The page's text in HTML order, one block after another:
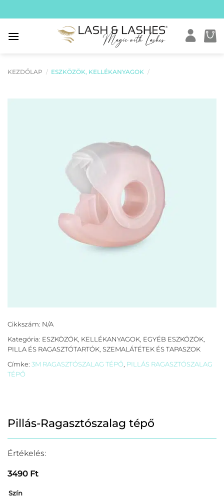
to
content
KEZDŐLAP / ESZKÖZÖK, KELLÉKANYAGOK /
Cikkszám: N/A
Kategória: ESZKÖZÖK, KELLÉKANYAGOK, EGYÉB ESZKÖZÖK,
PILLA ÉS RAGASZTÓTARTÓK, SZEMALÁTÉTEK ÉS TAPASZOK
Címke: 3M RAGASZTÓSZALAG TÉPŐ, PILLÁS RAGASZTÓSZALAG
TÉPŐ
Pillás-Ragasztószalag tépő
Értékelés:
3490 Ft
Szín